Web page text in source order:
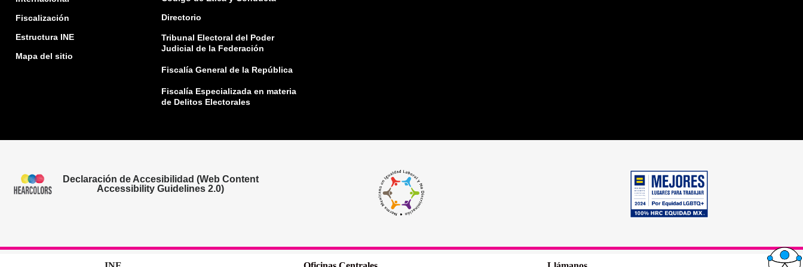
Fiscalización
Estructura INE
Mapa del sitio
Directorio
Tribunal Electoral del Poder
Judicial de la Federación
Fiscalía General de la República
Fiscalía Especializada en materia
de Delitos Electorales
Declaración de Accesibilidad (Web Content
Accessibility Guidelines 2.0)